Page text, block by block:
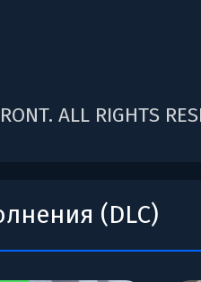
ALL RIGHTS
(DLC)